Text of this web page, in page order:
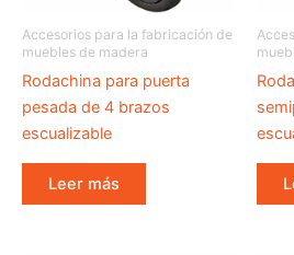
Accesorios para la fabricación de
muebles de madera
Rodachina para puerta
pesada de 4 brazos
escualizable
Leer más